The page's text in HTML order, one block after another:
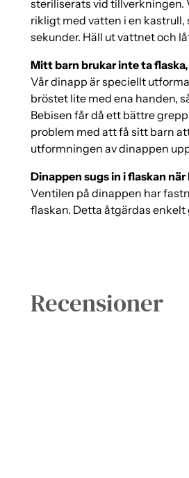
steriliserats vid tillverkningen.
rikligt med vatten i en kastrull,
sekunder. Häll ut vattnet och
Mitt barn brukar inte ta
Vår dinapp är speciellt
bröstet lite med ena handen,
Bebisen får då ett bättre
problem med att få sitt barn
utformningen av dinappen
Dinappen sugs in i flaskan
Ventilen på dinappen har
flaskan. Detta åtgärdas
Recensioner